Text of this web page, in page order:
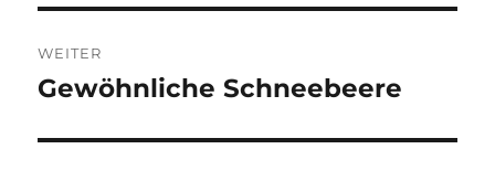
WEITER
Nächster
Gewöhnliche Schneebeere